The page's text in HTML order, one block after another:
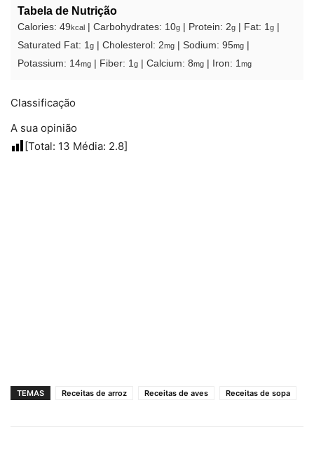
Tabela de Nutrição
Calories: 49kcal Carbohydrates: 10g Protein: 2g Fat: 1 g
Saturated Fat: 1 g Cholesterol: 2mg Sodium: 95mg
Potassium: 14mg Fiber: 1 g Calcium: 8mg Iron: 1 mg
Classificação
A sua opinião
[Total: 13 Média: 2.8]
TEMAS Receitas de arroz Receitas de aves Receitas de sopa